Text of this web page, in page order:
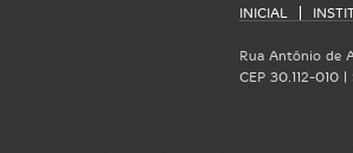
INICIAL
Rua Antônio de
CEP 30.112-010